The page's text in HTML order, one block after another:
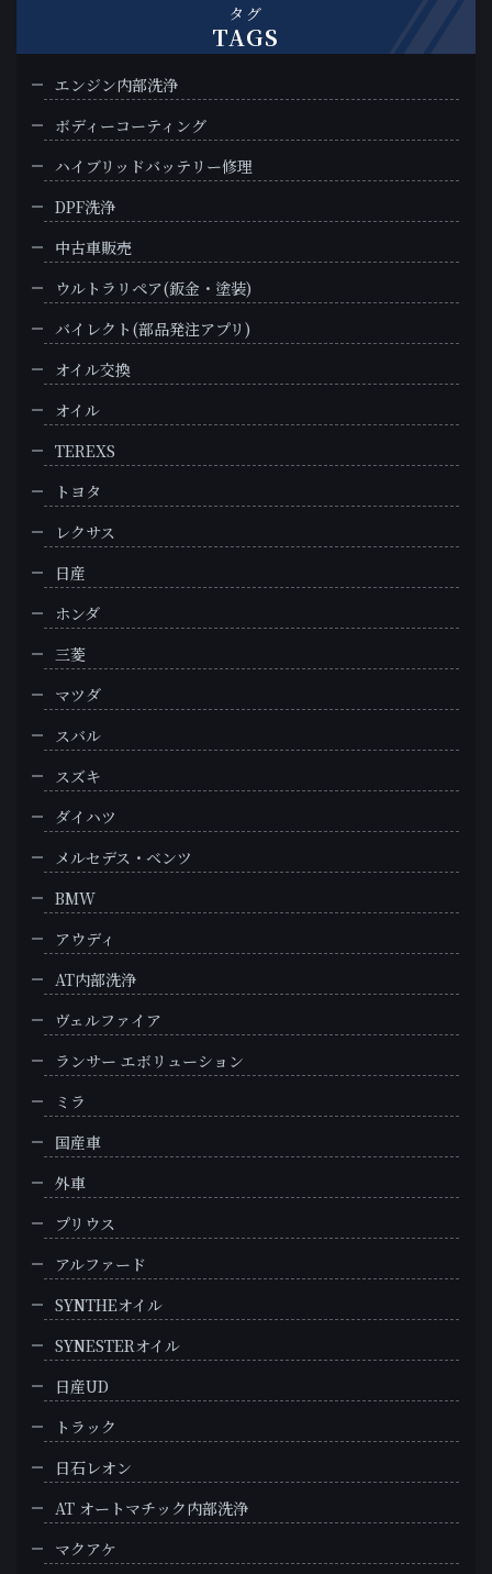
タグ
TAGS
エンジン内部洗浄
ボディーコーティング
ハイブリッドバッテリー修理
DPF洗浄
中古車販売
ウルトラリペア(鈑金・塗装)
バイレクト(部品発注アプリ)
オイル交換
オイル
TEREXS
トヨタ
レクサス
日産
ホンダ
三菱
マツダ
スバル
スズキ
ダイハツ
メルセデス・ベンツ
BMW
アウディ
AT内部洗浄
ヴェルファイア
ランサー エボリューション
ミラ
国産車
外車
プリウス
アルファード
SYNTHEオイル
SYNESTERオイル
日産UD
トラック
日石レオン
AT オートマチック内部洗浄
マクアケ